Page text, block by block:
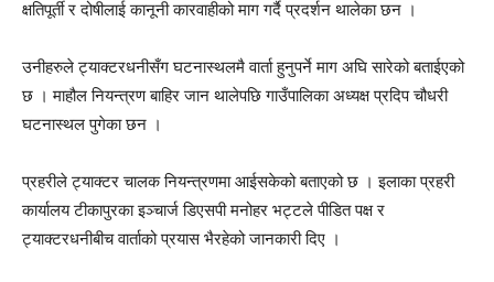
क्षतिपूर्ती र दोषीलाई कानूनी कारवाहीको माग गर्दै प्रदर्शन थालेका छन ।
उनीहरुले ट्याक्टरधनीसँग घटनास्थलमै वार्ता हुनुपर्ने माग अघि सारेको बताईएको
छ । माहौल नियन्त्रण बाहिर जान थालेपछि गाउँपालिका अध्यक्ष प्रदिप चौधरी
घटनास्थल पुगेका छन ।
प्रहरीले ट्याक्टर चालक नियन्त्रणमा आईसकेको बताएको छ । इलाका प्रहरी
कार्यालय टीकापुरका इञ्चार्ज डिएसपी मनोहर भट्टले पीडित पक्ष र
ट्याक्टरधनीबीच वार्ताको प्रयास भैरहेको जानकारी दिए ।